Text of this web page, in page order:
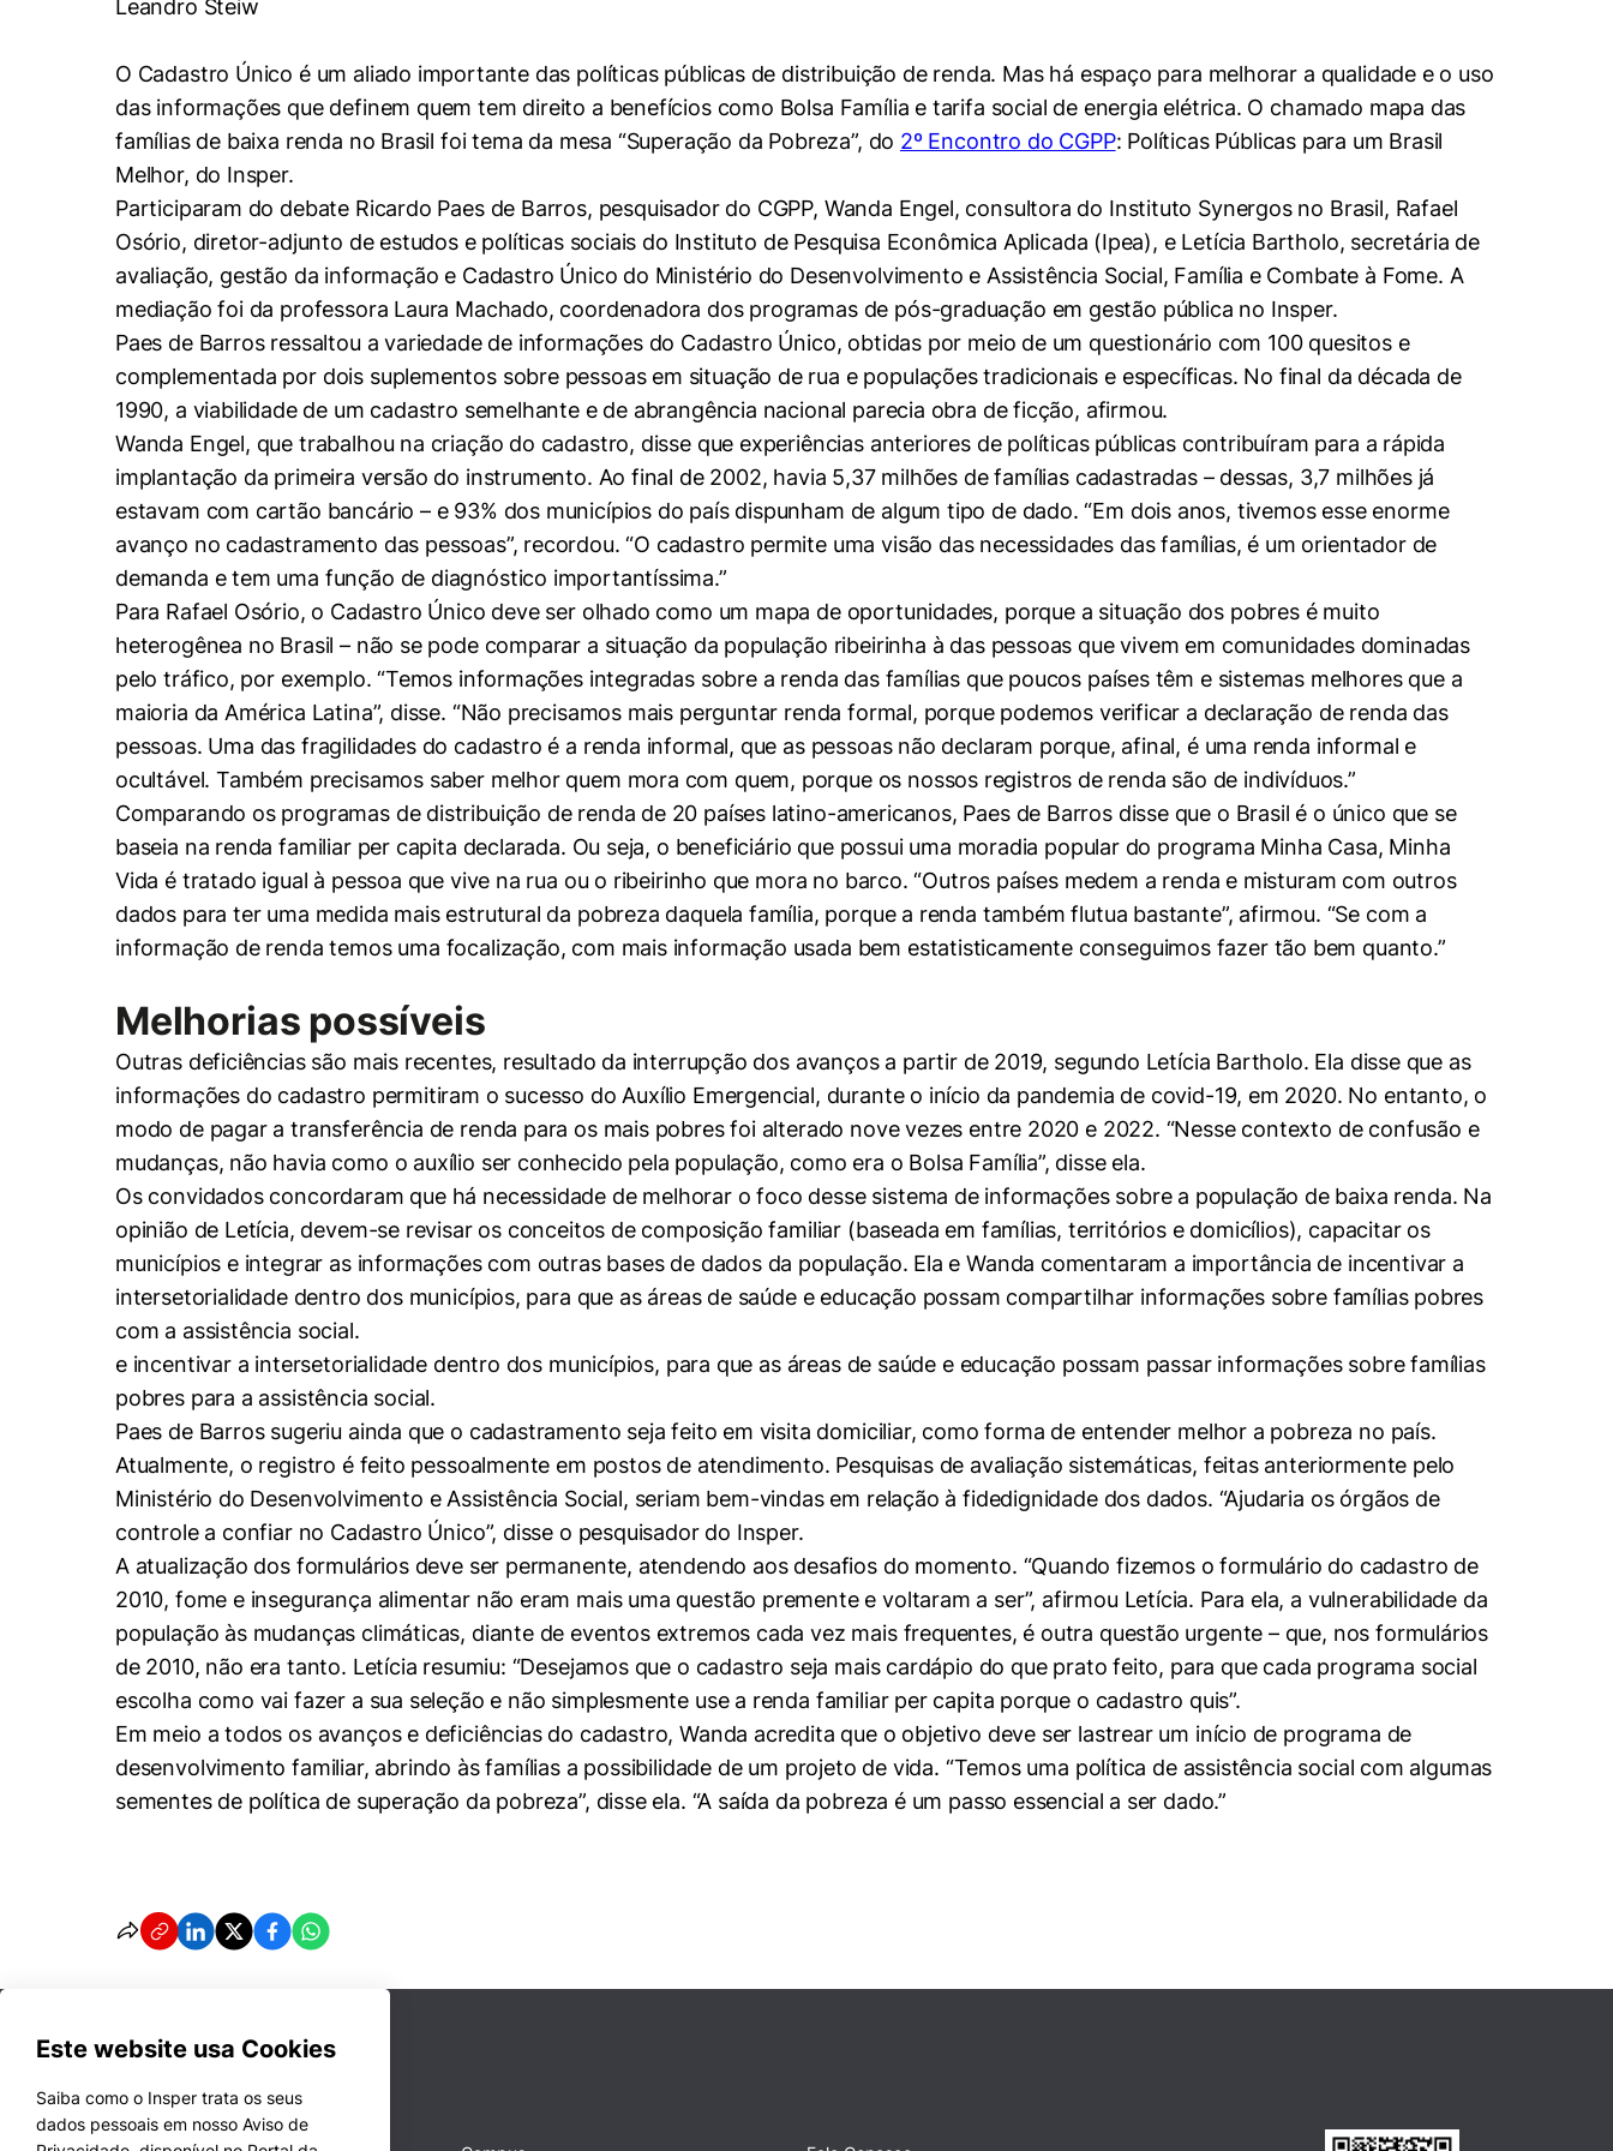
Conhecimento
Empreendedorismo
Women in Action
Trabalhe conosco
Sala de Imprensa
Pesquisa na Graduação
Seminários Acadêmicos
Comitê de Ética em
Pesquisa
Linkedin
Leandro Steiw
O Cadastro Único é um aliado importante das políticas públicas de distribuição de renda. Mas há espaço para melhorar a qualidade e o uso
das informações que definem quem tem direito a benefícios como Bolsa Família e tarifa social de energia elétrica. O chamado mapa das
famílias de baixa renda no Brasil foi tema da mesa “Superação da Pobreza”, do 2º Encontro do CGPP: Políticas Públicas para um Brasil
Melhor, do Insper.
Participaram do debate Ricardo Paes de Barros, pesquisador do CGPP, Wanda Engel, consultora do Instituto Synergos no Brasil, Rafael
Osório, diretor-adjunto de estudos e políticas sociais do Instituto de Pesquisa Econômica Aplicada (Ipea), e Letícia Bartholo, secretária de
avaliação, gestão da informação e Cadastro Único do Ministério do Desenvolvimento e Assistência Social, Família e Combate à Fome. A
mediação foi da professora Laura Machado, coordenadora dos programas de pós-graduação em gestão pública no Insper.
Paes de Barros ressaltou a variedade de informações do Cadastro Único, obtidas por meio de um questionário com 100 quesitos e
complementada por dois suplementos sobre pessoas em situação de rua e populações tradicionais e específicas. No final da década de
1990, a viabilidade de um cadastro semelhante e de abrangência nacional parecia obra de ficção, afirmou.
Wanda Engel, que trabalhou na criação do cadastro, disse que experiências anteriores de políticas públicas contribuíram para a rápida
implantação da primeira versão do instrumento. Ao final de 2002, havia 5,37 milhões de famílias cadastradas – dessas, 3,7 milhões já
estavam com cartão bancário – e 93% dos municípios do país dispunham de algum tipo de dado. “Em dois anos, tivemos esse enorme
avanço no cadastramento das pessoas”, recordou. “O cadastro permite uma visão das necessidades das famílias, é um orientador de
demanda e tem uma função de diagnóstico importantíssima.”
Para Rafael Osório, o Cadastro Único deve ser olhado como um mapa de oportunidades, porque a situação dos pobres é muito
heterogênea no Brasil – não se pode comparar a situação da população ribeirinha à das pessoas que vivem em comunidades dominadas
pelo tráfico, por exemplo. “Temos informações integradas sobre a renda das famílias que poucos países têm e sistemas melhores que a
maioria da América Latina”, disse. “Não precisamos mais perguntar renda formal, porque podemos verificar a declaração de renda das
pessoas. Uma das fragilidades do cadastro é a renda informal, que as pessoas não declaram porque, afinal, é uma renda informal e
ocultável. Também precisamos saber melhor quem mora com quem, porque os nossos registros de renda são de indivíduos.”
Comparando os programas de distribuição de renda de 20 países latino-americanos, Paes de Barros disse que o Brasil é o único que se
baseia na renda familiar per capita declarada. Ou seja, o beneficiário que possui uma moradia popular do programa Minha Casa, Minha
Vida é tratado igual à pessoa que vive na rua ou o ribeirinho que mora no barco. “Outros países medem a renda e misturam com outros
dados para ter uma medida mais estrutural da pobreza daquela família, porque a renda também flutua bastante”, afirmou. “Se com a
informação de renda temos uma focalização, com mais informação usada bem estatisticamente conseguimos fazer tão bem quanto.”
Melhorias possíveis
Outras deficiências são mais recentes, resultado da interrupção dos avanços a partir de 2019, segundo Letícia Bartholo. Ela disse que as
informações do cadastro permitiram o sucesso do Auxílio Emergencial, durante o início da pandemia de covid-19, em 2020. No entanto, o
modo de pagar a transferência de renda para os mais pobres foi alterado nove vezes entre 2020 e 2022. “Nesse contexto de confusão e
mudanças, não havia como o auxílio ser conhecido pela população, como era o Bolsa Família”, disse ela.
Os convidados concordaram que há necessidade de melhorar o foco desse sistema de informações sobre a população de baixa renda. Na
opinião de Letícia, devem-se revisar os conceitos de composição familiar (baseada em famílias, territórios e domicílios), capacitar os
municípios e integrar as informações com outras bases de dados da população. Ela e Wanda comentaram a importância de incentivar a
intersetorialidade dentro dos municípios, para que as áreas de saúde e educação possam compartilhar informações sobre famílias pobres
com a assistência social.
e incentivar a intersetorialidade dentro dos municípios, para que as áreas de saúde e educação possam passar informações sobre famílias
pobres para a assistência social.
Paes de Barros sugeriu ainda que o cadastramento seja feito em visita domiciliar, como forma de entender melhor a pobreza no país.
Atualmente, o registro é feito pessoalmente em postos de atendimento. Pesquisas de avaliação sistemáticas, feitas anteriormente pelo
Ministério do Desenvolvimento e Assistência Social, seriam bem-vindas em relação à fidedignidade dos dados. “Ajudaria os órgãos de
controle a confiar no Cadastro Único”, disse o pesquisador do Insper.
A atualização dos formulários deve ser permanente, atendendo aos desafios do momento. “Quando fizemos o formulário do cadastro de
2010, fome e insegurança alimentar não eram mais uma questão premente e voltaram a ser”, afirmou Letícia. Para ela, a vulnerabilidade da
população às mudanças climáticas, diante de eventos extremos cada vez mais frequentes, é outra questão urgente – que, nos formulários
de 2010, não era tanto. Letícia resumiu: “Desejamos que o cadastro seja mais cardápio do que prato feito, para que cada programa social
escolha como vai fazer a sua seleção e não simplesmente use a renda familiar per capita porque o cadastro quis”.
Em meio a todos os avanços e deficiências do cadastro, Wanda acredita que o objetivo deve ser lastrear um início de programa de
desenvolvimento familiar, abrindo às famílias a possibilidade de um projeto de vida. “Temos uma política de assistência social com algumas
sementes de política de superação da pobreza”, disse ela. “A saída da pobreza é um passo essencial a ser dado.”
Este website usa Cookies
Saiba como o Insper trata os seus
dados pessoais em nosso Aviso de
Cookies estritamente necessários
Cookies de preferências de usuário